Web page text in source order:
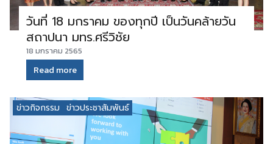
วันที่ 18 มกราคม ของทุกปี เป็นวันคล้ายวัน
สถาปนา มทร.ศรีวิชัย
18 มกราคม 2565
Read more
ข่าวกิจกรรม ข่าวประชาสัมพันธ์